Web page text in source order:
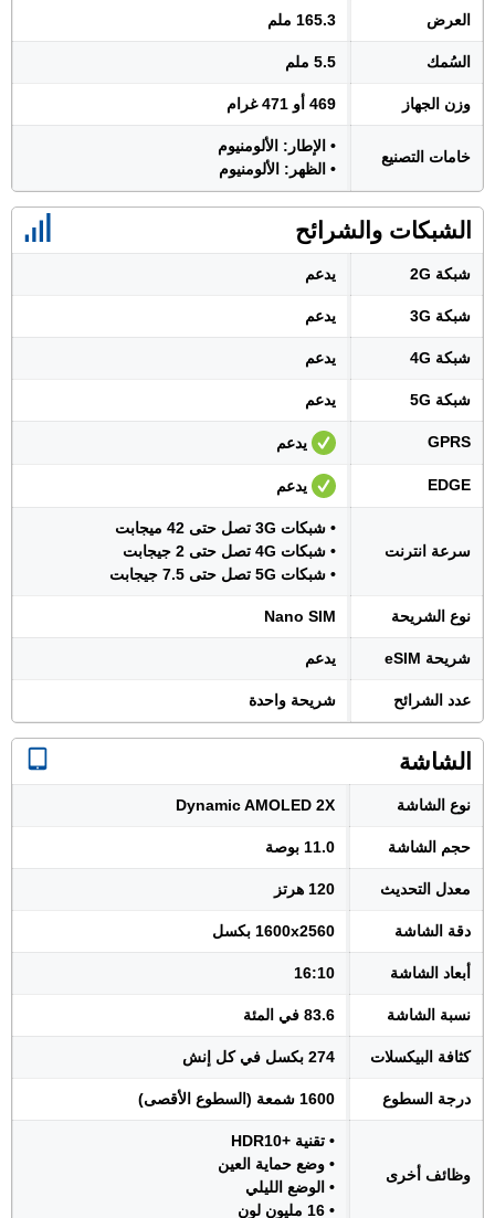
العرض 165.3 ملم
السُمك 5.5 ملم
وزن الجهاز 469 أو 471 غرام
خامات التصنيع
• الإطار: الألومنيوم
• الظهر: الألومنيوم
الشبكات والشرائح
شبكة 2G يدعم
شبكة 3G يدعم
شبكة 4G يدعم
شبكة 5G يدعم
GPRS يدعم
EDGE يدعم
سرعة انترنت
• شبكات 3G تصل حتى 42 ميجابت
• شبكات 4G تصل حتى 2 جيجابت
• شبكات 5G تصل حتى 7.5 جيجابت
نوع الشريحة Nano SIM
شريحة eSIM يدعم
عدد الشرائح شريحة واحدة
الشاشة
نوع الشاشة Dynamic AMOLED 2X
حجم الشاشة 11.0 بوصة
معدل التحديث 120 هرتز
دقة الشاشة 1600x2560 بكسل
أبعاد الشاشة 16:10
نسبة الشاشة 83.6 في المئة
كثافة البيكسلات 274 بكسل في كل إنش
درجة السطوع 1600 شمعة (السطوع الأقصى)
وظائف أخرى
• تقنية +HDR10
• وضع حماية العين
• الوضع الليلي
• 16 مليون لون